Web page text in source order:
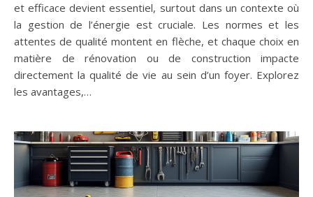
et efficace devient essentiel, surtout dans un contexte où
la gestion de l’énergie est cruciale. Les normes et les
attentes de qualité montent en flèche, et chaque choix en
matière de rénovation ou de construction impacte
directement la qualité de vie au sein d’un foyer. Explorez
les avantages,…